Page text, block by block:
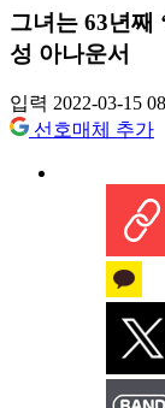
그녀는 63년째
성 아나운서
입력 2022-03-15
선호매체 추가